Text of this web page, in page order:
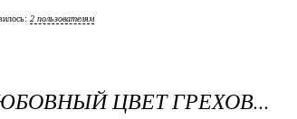
2 пользователям
ЦВЕТ ГРЕХОВ...